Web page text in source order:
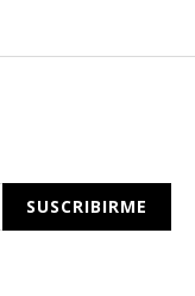
SUSCRIBIRME